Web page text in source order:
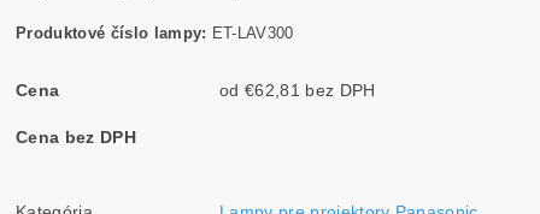
Produktové číslo lampy: ET-LAV300
Cena od €62,81 bez DPH
Cena bez DPH